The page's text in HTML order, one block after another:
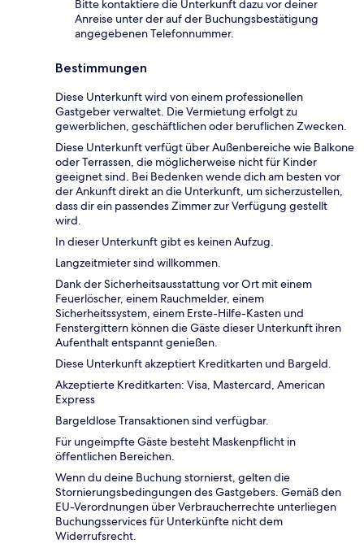
Bitte kontaktiere die Unterkunft dazu vor deiner
Anreise unter der auf der Buchungsbestätigung
angegebenen Telefonnummer.
Bestimmungen
Diese Unterkunft wird von einem professionellen
Gastgeber verwaltet. Die Vermietung erfolgt zu
gewerblichen, geschäftlichen oder beruflichen Zwecken.
Diese Unterkunft verfügt über Außenbereiche wie Balkone
oder Terrassen, die möglicherweise nicht für Kinder
geeignet sind. Bei Bedenken wende dich am besten vor
der Ankunft direkt an die Unterkunft, um sicherzustellen,
dass dir ein passendes Zimmer zur Verfügung gestellt
wird.
In dieser Unterkunft gibt es keinen Aufzug.
Langzeitmieter sind willkommen.
Dank der Sicherheitsausstattung vor Ort mit einem
Feuerlöscher, einem Rauchmelder, einem
Sicherheitssystem, einem Erste-Hilfe-Kasten und
Fenstergittern können die Gäste dieser Unterkunft ihren
Aufenthalt entspannt genießen.
Diese Unterkunft akzeptiert Kreditkarten und Bargeld.
Akzeptierte Kreditkarten: Visa, Mastercard, American
Express
Bargeldlose Transaktionen sind verfügbar.
Für ungeimpfte Gäste besteht Maskenpflicht in
öffentlichen Bereichen.
Wenn du deine Buchung stornierst, gelten die
Stornierungsbedingungen des Gastgebers. Gemäß den
EU-Verordnungen über Verbraucherrechte unterliegen
Buchungsservices für Unterkünfte nicht dem
Widerrufsrecht.